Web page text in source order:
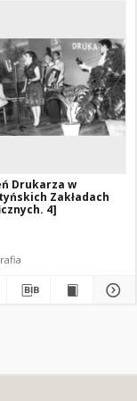
Drukarza w
Zakładach
4]